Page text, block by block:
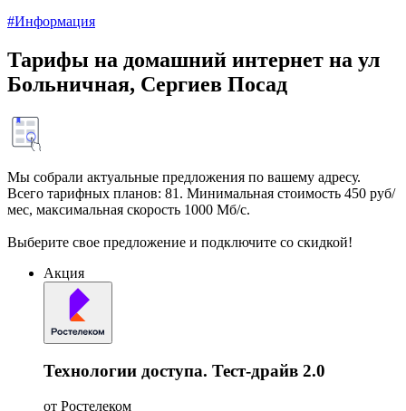
#Информация
Тарифы на домашний интернет на ул
Больничная, Сергиев Посад
Мы собрали актуальные предложения по вашему адресу.
Всего тарифных планов: 81. Минимальная стоимость 450 руб/
мес, максимальная скорость 1000 Мб/с.
Выберите свое предложение и подключите со скидкой!
Акция
Технологии доступа. Тест-драйв 2.0
от Ростелеком